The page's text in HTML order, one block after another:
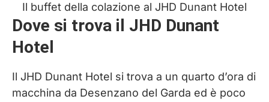
Il buffet della colazione al JHD Dunant Hotel
Dove si trova il JHD Dunant
Hotel
Il JHD Dunant Hotel si trova a un quarto d’ora di
macchina da Desenzano del Garda ed è poco